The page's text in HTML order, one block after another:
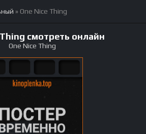
» One Nice Thing
смотреть онлайн
One Nice Thing